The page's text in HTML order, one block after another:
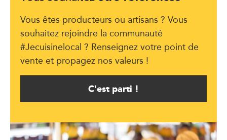
Vous êtes producteurs ou artisans ? Vous
souhaitez rejoindre la communauté
#Jecuisinelocal ? Renseignez votre point de
vente et propagez nos valeurs !
C'est parti !